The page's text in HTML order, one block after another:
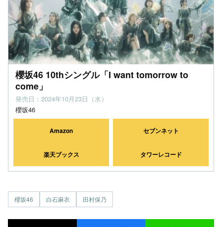
櫻坂46 10thシングル「I want tomorrow to
come」
発売日：2024年10月23日（水）
櫻坂46
Amazon セブンネット
楽天ブックス タワーレコード
櫻坂46 白石麻衣 田村保乃